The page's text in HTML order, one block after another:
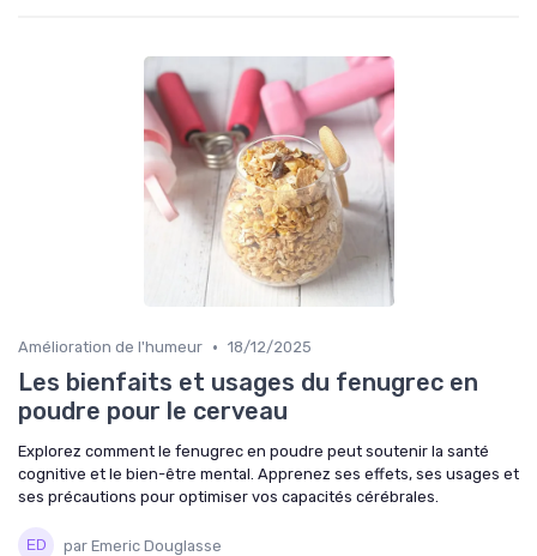
Amélioration de l'humeur • 18/12/2025
Les bienfaits et usages du fenugrec en
poudre pour le cerveau
Explorez comment le fenugrec en poudre peut soutenir la santé
cognitive et le bien-être mental. Apprenez ses effets, ses usages et
ses précautions pour optimiser vos capacités cérébrales.
par Emeric Douglasse